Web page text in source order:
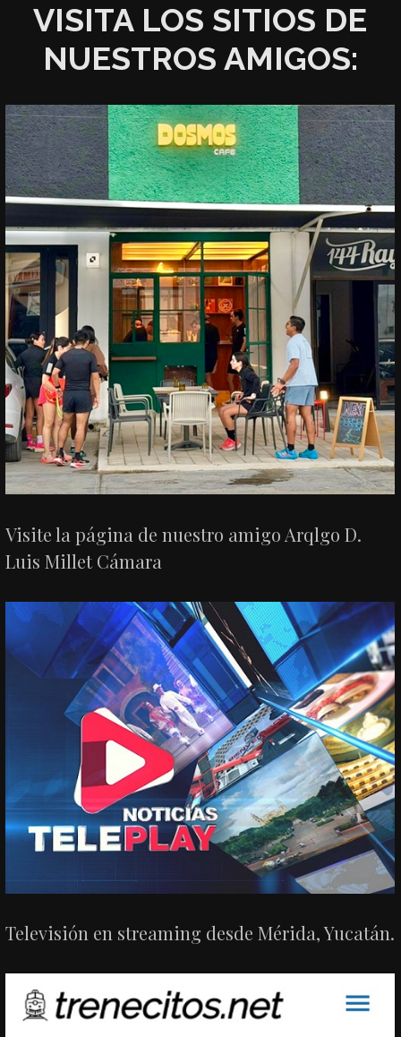
VISITA LOS SITIOS DE
NUESTROS AMIGOS:
Visite la página de nuestro amigo Arqlgo D.
Luis Millet Cámara
Televisión en streaming desde Mérida, Yucatán.